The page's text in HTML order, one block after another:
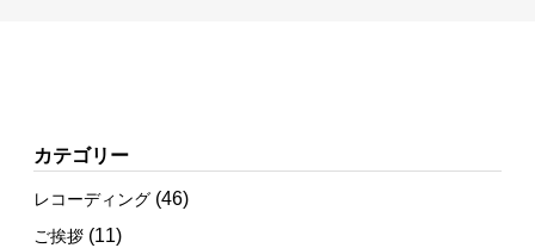
カテゴリー
レコーディング (46)
ご挨拶 (11)